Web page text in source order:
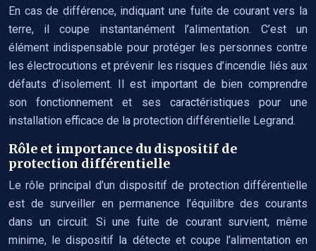
En cas de différence, indiquant une fuite de courant vers la
terre, il coupe instantanément l’alimentation. C’est un
élément indispensable pour protéger les personnes contre
les électrocutions et prévenir les risques d’incendie liés aux
défauts d’isolement. Il est important de bien comprendre
son fonctionnement et ses caractéristiques pour une
installation efficace de la protection différentielle Legrand.
Rôle et importance du dispositif de
protection différentielle
Le rôle principal d’un dispositif de protection différentielle
est de surveiller en permanence l’équilibre des courants
dans un circuit. Si une fuite de courant survient, même
minime, le dispositif la détecte et coupe l’alimentation en